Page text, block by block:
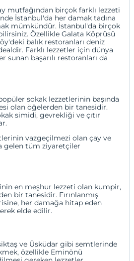
mutfağından birçok farklı lezzeti
İstanbul'da her damak tadına
mümkündür. İstanbul'da birçok
Özellikle Galata Köprüsü
balık restoranları deniz
Farklı lezzetler için dünya
sunan başarılı restoranları da
sokak lezzetlerinin başında
olan öğelerden bir tanesidir.
simidi, gevrekliği ve çıtır
vazgeçilmezi olan çay ve
gelen tüm ziyaretçiler
en meşhur lezzeti olan kumpir,
bir tanesidir. Fırınlanmış
her damağa hitap eden
elde edilir.
ve Üsküdar gibi semtlerinde
özellikle Eminönü